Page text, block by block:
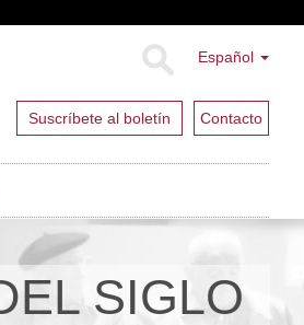
Español
Suscríbete al boletín Contacto
SIGLO